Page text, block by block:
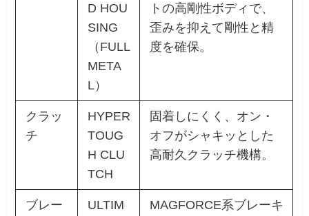
D HOU
SING
（FULL
META
L）
トの高剛性ボディで、
歪みを抑えて剛性と精
度を確保。
クラッ
チ
HYPER
TOUG
H CLU
TCH
固着しにくく、オン・
オフがシャキッとした
高耐久クラッチ機構。
ブレー
ULTIM
MAGFORCE系ブレーキ